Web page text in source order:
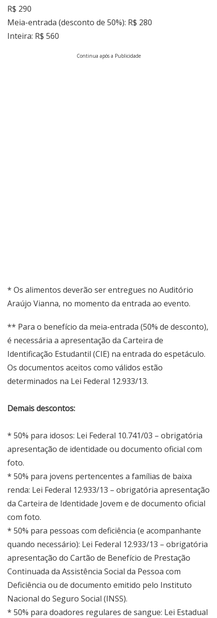
R$ 290
Meia-entrada (desconto de 50%): R$ 280
Inteira: R$ 560
Continua após a Publicidade
* Os alimentos deverão ser entregues no Auditório
Araújo Vianna, no momento da entrada ao evento.
** Para o benefício da meia-entrada (50% de desconto),
é necessária a apresentação da Carteira de
Identificação Estudantil (CIE) na entrada do espetáculo.
Os documentos aceitos como válidos estão
determinados na Lei Federal 12.933/13.
Demais descontos:
* 50% para idosos: Lei Federal 10.741/03 – obrigatória
apresentação de identidade ou documento oficial com
foto.
* 50% para jovens pertencentes a famílias de baixa
renda: Lei Federal 12.933/13 – obrigatória apresentação
da Carteira de Identidade Jovem e de documento oficial
com foto.
* 50% para pessoas com deficiência (e acompanhante
quando necessário): Lei Federal 12.933/13 – obrigatória
apresentação do Cartão de Benefício de Prestação
Continuada da Assistência Social da Pessoa com
Deficiência ou de documento emitido pelo Instituto
Nacional do Seguro Social (INSS).
* 50% para doadores regulares de sangue: Lei Estadual